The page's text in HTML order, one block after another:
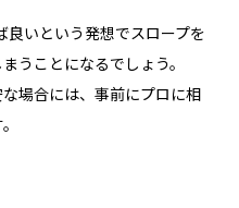
良いという発想でスロープを
うことになるでしょう。
場合には、事前にプロに相